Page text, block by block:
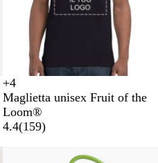
N
e
r
o
B
i
a
n
c
A
r
a
n
c
B
l
u
e
l
+4
Maglietta unisex Fruit of the
Loom®
4.4(159)